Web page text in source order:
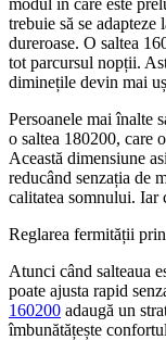
trebuie să se
dureroase. O saltea
tot parcursul nopții.
diminețile devin mai
Persoanele mai înalte
o saltea 180200, care
Această dimensiune
reducând senzația de
calitatea somnului. Iar
Reglarea fermității
Atunci când salteaua
poate ajusta rapid
160200 adaugă un
îmbunătățește